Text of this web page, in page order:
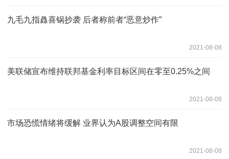
九毛九指灥喜锅抄袭 后者称前者“恶意炒作”
2021-08-08
美联储宣布维持联邦基金利率目标区间在零至0.25%之间
2021-08-08
市场恐慌情绪将缓解 业界认为A股调整空间有限
2021-08-08